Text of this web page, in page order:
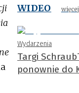
WIDEO
więcej
Wydarzenia
Targi
ponownie do